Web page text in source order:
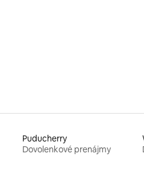
Puducherry
Dovolenkové prenájmy